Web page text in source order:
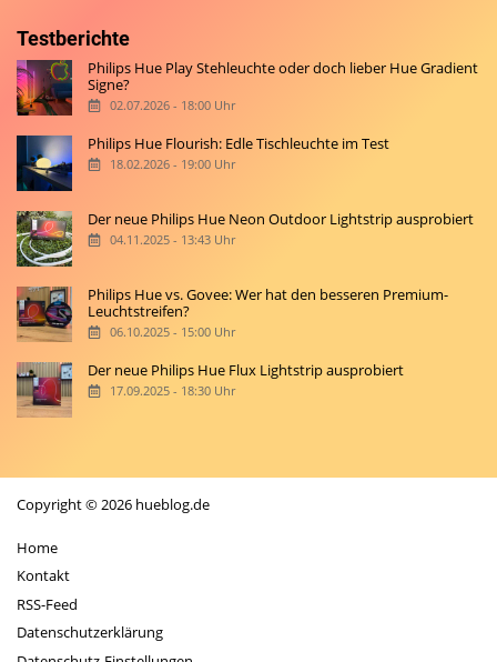
Testberichte
Philips Hue Play Stehleuchte oder doch lieber Hue Gradient
Signe?
02.07.2026 - 18:00 Uhr
Philips Hue Flourish: Edle Tischleuchte im Test
18.02.2026 - 19:00 Uhr
Der neue Philips Hue Neon Outdoor Lightstrip ausprobiert
04.11.2025 - 13:43 Uhr
Philips Hue vs. Govee: Wer hat den besseren Premium-
Leuchtstreifen?
06.10.2025 - 15:00 Uhr
Der neue Philips Hue Flux Lightstrip ausprobiert
17.09.2025 - 18:30 Uhr
Copyright © 2026 hueblog.de
Home
Kontakt
RSS-Feed
Datenschutzerklärung